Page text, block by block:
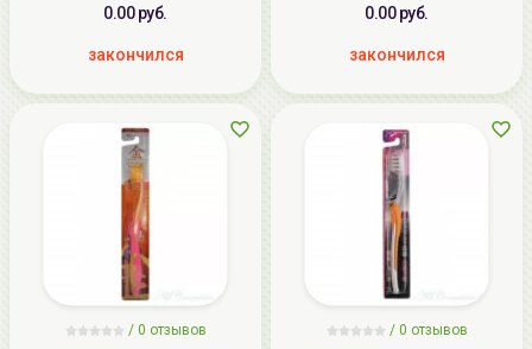
0.00 руб.
закончился
0.00 руб.
закончился
/ 0 отзывов
/ 0 отзывов